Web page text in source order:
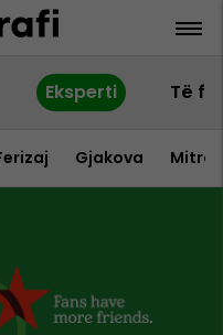
Eksperti Të
Gjakova